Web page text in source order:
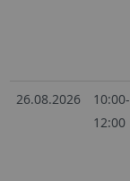
26.08.2026
10:00-
12:00